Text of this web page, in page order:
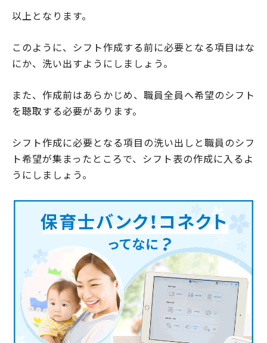
以上となります。
このように、シフト作成する前に必要となる項目はな
にか、洗い出すようにしましょう。
また、作成前はあらかじめ、職員全員へ希望のシフト
を聴取する必要があります。
シフト作成に必要となる項目の洗い出しと職員のシフ
ト希望が集まったところで、シフト表の作成に入るよ
うにしましょう。